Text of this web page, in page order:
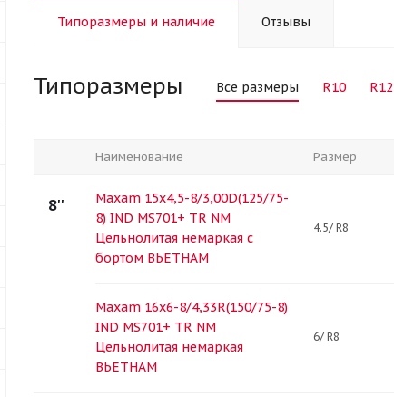
Типоразмеры и наличие Отзывы
Типоразмеры Все размеры R10 R12
Наименование Размер
8''
Maxam 15x4,5-8/3,00D(125/75-
8) IND MS701+ TR NM
Цельнолитая немаркая с
бортом ВЬЕТНАМ
4.5/ R8
Maxam 16x6-8/4,33R(150/75-8)
IND MS701+ TR NM
Цельнолитая немаркая
ВЬЕТНАМ
6/ R8